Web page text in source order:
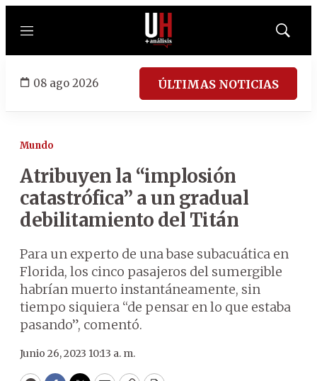
Menú
Mostrar
08 ago 2026 ÚLTIMAS NOTICIAS
Mundo
Atribuyen la “implosión
catastrófica” a un gradual
debilitamiento del Titán
Para un experto de una base subacuática en
Florida, los cinco pasajeros del sumergible
habrían muerto instantáneamente, sin
tiempo siquiera “de pensar en lo que estaba
pasando”, comentó.
Junio 26, 2023 10:13 a. m.